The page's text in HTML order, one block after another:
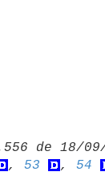
de 18/
, 53 , 54